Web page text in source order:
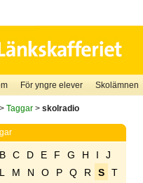
För yngre elever Skolämnen
Taggar> skolradio
B C D E F G H I
J
L M N O P Q R S
T